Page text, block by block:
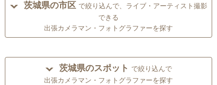
茨城県の市区 で絞り込んで、ライブ・アーティスト撮影
できる
出張カメラマン・フォトグラファーを探す
茨城県のスポット で絞り込んで
出張カメラマン・フォトグラファーを探す